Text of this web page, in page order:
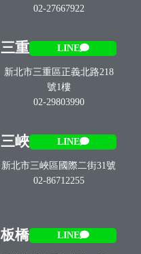
02-27667922
三重 LINE
新北市三重區正義北路218
號1樓
02-29803990
三峽 LINE
新北市三峽區國際二街31號
02-86712255
板橋 LINE